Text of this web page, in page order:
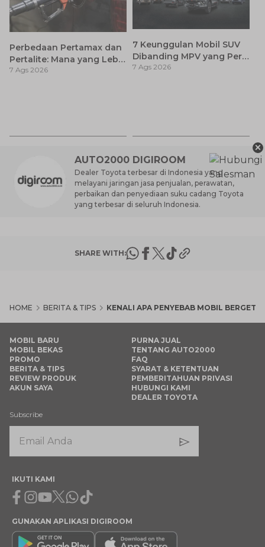
Perbedaan Pertamax dan
Pertalite: Mana yang Lebih
Baik untuk Mobil Toyota
7 Ags 2026
7 Keunggulan Mobil SUV
Dibanding MPV yang Perlu
Anda Ketahui
7 Ags 2026
AUTO2000 DIGIROOM
Dealer Toyota terbesar di Indonesia yang
melayani jaringan jasa penjualan, perawatan,
perbaikan dan penyediaan suku cadang Toyota
yang terbesar di seluruh Indonesia.
SHARE WITH:
HOME BERITA & TIPS KENALI APA PENYEBAB MOBIL
×
MOBIL BARU
MOBIL BEKAS
PROMO
BERITA & TIPS
REVIEW PRODUK
AKUN SAYA
PURNA JUAL
TENTANG AUTO2000
FAQ
SYARAT & KETENTUAN
PEMBERITAHUAN PRIVASI
HUBUNGI KAMI
DEALER TOYOTA
Subscribe
IKUTI KAMI
Facebook
Instagram
Youtube
X Whatsapp
Tiktok
GUNAKAN APLIKASI DIGIROOM